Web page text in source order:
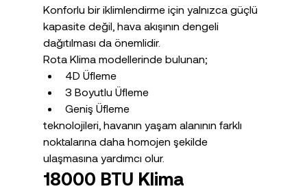
Konforlu bir iklimlendirme için yalnızca güçlü
kapasite değil, hava akışının dengeli
dağıtılması da önemlidir.
Rota Klima modellerinde bulunan;
4D Üfleme
3 Boyutlu Üfleme
Geniş Üfleme
teknolojileri, havanın yaşam alanının farklı
noktalarına daha homojen şekilde
ulaşmasına yardımcı olur.
18000 BTU Klima